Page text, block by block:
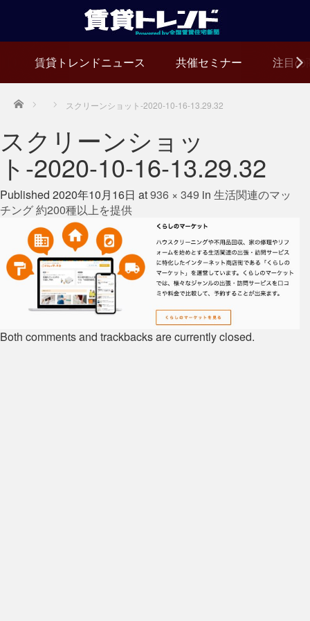
賃貸トレンドニュース 共催セミナー 注目の
Home スクリーンショット-2020-10-16-13.29.32
スクリーンショッ
ト-2020-10-16-13.29.32
Published 2020年10月16日 at936 × 349 in 生活関連のマッ
チング 約200種以上を提供
Both comments and trackbacks are currently closed.